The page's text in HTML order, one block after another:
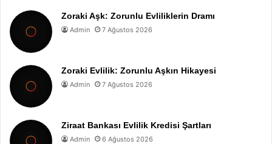
Zoraki Aşk: Zorunlu Evliliklerin Dramı
Admin 7 Ağustos 2026
Zoraki Evlilik: Zorunlu Aşkın Hikayesi
Admin 7 Ağustos 2026
Ziraat Bankası Evlilik Kredisi Şartları
Admin 6 Ağustos 2026